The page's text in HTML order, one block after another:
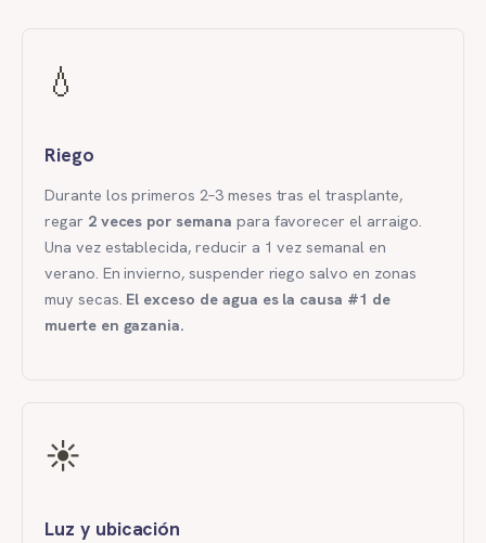
💧
Riego
Durante los primeros 2–3 meses tras el trasplante,
regar 2 veces por semana para favorecer el arraigo.
Una vez establecida, reducir a 1 vez semanal en
verano. En invierno, suspender riego salvo en zonas
muy secas. El exceso de agua es la causa #1 de
muerte en gazania.
☀️
Luz y ubicación